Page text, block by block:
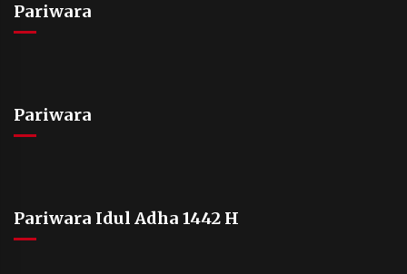
Pariwara
Pariwara
Pariwara Idul Adha 1442 H